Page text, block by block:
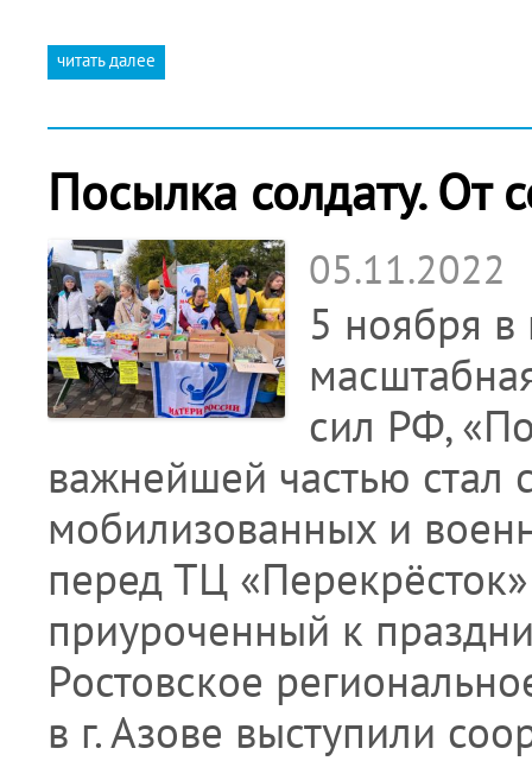
читать далее
Посылка солдату. От
05.11.2022
5 ноября в
сил РФ,
важнейшей частью
мобилизованных и
перед ТЦ
приуроченный к
Ростовское
в г. Азове выступили